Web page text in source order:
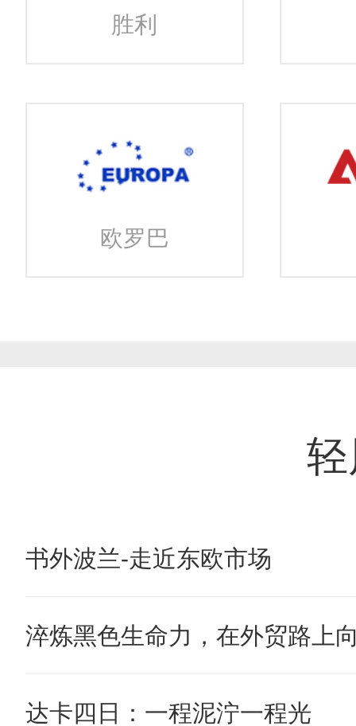
胜利
欧罗巴
书外波兰-走近东欧市场
淬炼黑色生命力，在外贸路上
达卡四日：一程泥泞一程光